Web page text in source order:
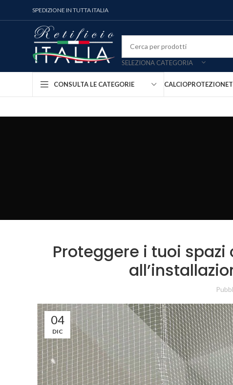
SPEDIZIONE IN TUTTA ITALIA
SELEZIONA CATEGORIA
CONSULTA LE CATEGORIE CALCIOPROTEZIONE
Proteggere i tuoi
04
DIC